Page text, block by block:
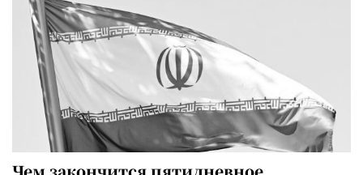
Чем закончится пятидневное